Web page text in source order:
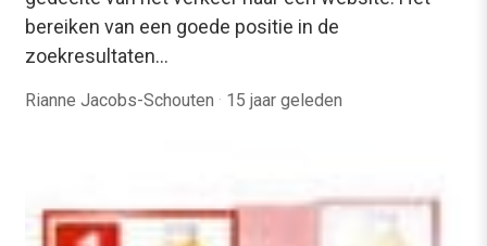
bereiken van een goede positie in de
zoekresultaten…
Rianne Jacobs-Schouten · 15 jaar geleden